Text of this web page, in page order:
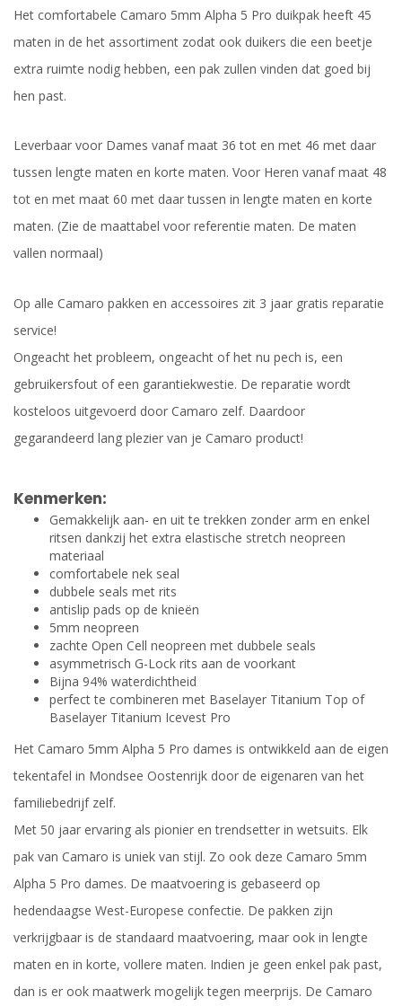
Het comfortabele Camaro 5mm Alpha 5 Pro duikpak heeft 45
maten in de het assortiment zodat ook duikers die een beetje
extra ruimte nodig hebben, een pak zullen vinden dat goed bij
hen past.
Leverbaar voor Dames vanaf maat 36 tot en met 46 met daar
tussen lengte maten en korte maten. Voor Heren vanaf maat 48
tot en met maat 60 met daar tussen in lengte maten en korte
maten. (Zie de maattabel voor referentie maten. De maten
vallen normaal)
Op alle Camaro pakken en accessoires zit 3 jaar gratis reparatie
service!
Ongeacht het probleem, ongeacht of het nu pech is, een
gebruikersfout of een garantiekwestie. De reparatie wordt
kosteloos uitgevoerd door Camaro zelf. Daardoor
gegarandeerd lang plezier van je Camaro product!
Kenmerken:
Gemakkelijk aan- en uit te trekken zonder arm en enkel
ritsen dankzij het extra elastische stretch neopreen
materiaal
comfortabele nek seal
dubbele seals met rits
antislip pads op de knieën
5mm neopreen
zachte Open Cell neopreen met dubbele seals
asymmetrisch G-Lock rits aan de voorkant
Bijna 94% waterdichtheid
perfect te combineren met Baselayer Titanium Top of
Baselayer Titanium Icevest Pro
Het Camaro 5mm Alpha 5 Pro dames is ontwikkeld aan de eigen
tekentafel in Mondsee Oostenrijk door de eigenaren van het
familiebedrijf zelf.
Met 50 jaar ervaring als pionier en trendsetter in wetsuits. Elk
pak van Camaro is uniek van stijl. Zo ook deze Camaro 5mm
Alpha 5 Pro dames. De maatvoering is gebaseerd op
hedendaagse West-Europese confectie. De pakken zijn
verkrijgbaar is de standaard maatvoering, maar ook in lengte
maten en in korte, vollere maten. Indien je geen enkel pak past,
dan is er ook maatwerk mogelijk tegen meerprijs. De Camaro